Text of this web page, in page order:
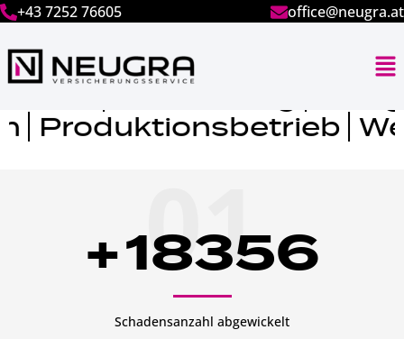
+43 7252 76605 office@neugra.at
+18356
Schadensanzahl abgewickelt
01